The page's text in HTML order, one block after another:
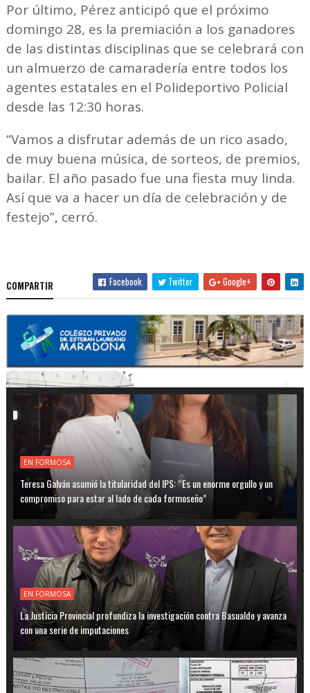
Por último, Pérez anticipó que el próximo
domingo 28, es la premiación a los ganadores
de las distintas disciplinas que se celebrará con
un almuerzo de camaradería entre todos los
agentes estatales en el Polideportivo Policial
desde las 12:30 horas.
“Vamos a disfrutar además de un rico asado,
de muy buena música, de sorteos, de premios,
bailar. El año pasado fue una fiesta muy linda.
Así que va a hacer un día de celebración y de
festejo”, cerró.
COMPARTIR Facebook Twitter Google+
EN FORMOSA
Teresa Galván asumió la titularidad del IPS: “Es un enorme orgullo y un
compromiso para estar al lado de cada formoseño”
EN FORMOSA
La Justicia Provincial profundiza la investigación contra Basualdo y avanza
con una serie de imputaciones